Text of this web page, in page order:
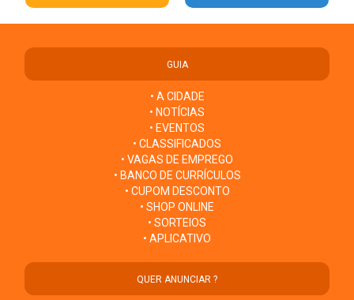
GUIA
• A CIDADE
• NOTÍCIAS
• EVENTOS
• CLASSIFICADOS
• VAGAS DE EMPREGO
• BANCO DE CURRÍCULOS
• CUPOM DESCONTO
• SHOP ONLINE
• SORTEIOS
• APLICATIVO
QUER ANUNCIAR ?